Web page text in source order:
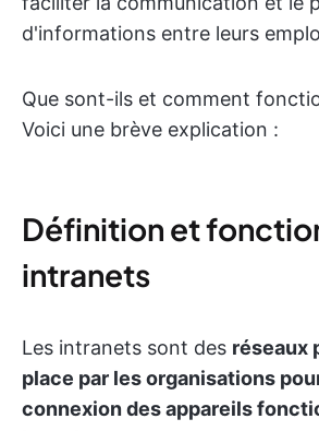
d'informations entre leurs
Que sont-ils et comment
Voici une brève explication :
Définition et
intranets
Les intranets sont des réseaux
place par les organisations
connexion des appareils